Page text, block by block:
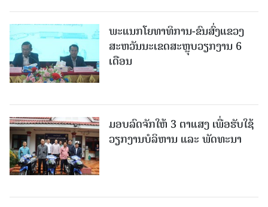
ພະແນກໂຍທາທິການ-ຂົນສົ່ງແຂວງ
ສະຫວັນນະເຂດສະຫຼຸບວຽກງານ 6
ເດືອນ
ມອບລົດຈັກໃຫ້ 3 ຕາແສງ ເພື່ອຮັບໃຊ້
ວຽກງານບໍລິຫານ ແລະ ພັດທະນາ